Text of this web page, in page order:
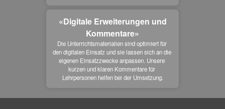
«Digitale Erweiterungen und
Kommentare»
Die Unterrichtsmaterialien sind optimiert für
den digitalen Einsatz und sie lassen sich an die
eigenen Einsatzzwecke anpassen. Unsere
kurzen und klaren Kommentare für
Lehrpersonen helfen bei der Umsetzung.